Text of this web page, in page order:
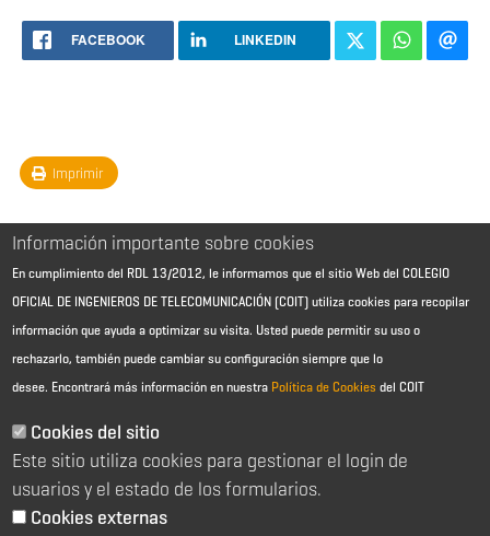
FACEBOOK LINKEDIN
Imprimir
Aviso Legal - Información general
Política de cookies
Política de reembolso
Sitemap
Información importante sobre cookies
En cumplimiento del RDL 13/2012, le informamos que el sitio Web del COLEGIO
OFICIAL DE INGENIEROS DE TELECOMUNICACIÓN (COIT) utiliza cookies para recopilar
información que ayuda a optimizar su visita. Usted puede permitir su uso o
rechazarlo, también puede cambiar su configuración siempre que lo
desee. Encontrará más información en nuestra Política de Cookies del COIT
Cookies del sitio
Este sitio utiliza cookies para gestionar el login de
usuarios y el estado de los formularios.
Cookies externas